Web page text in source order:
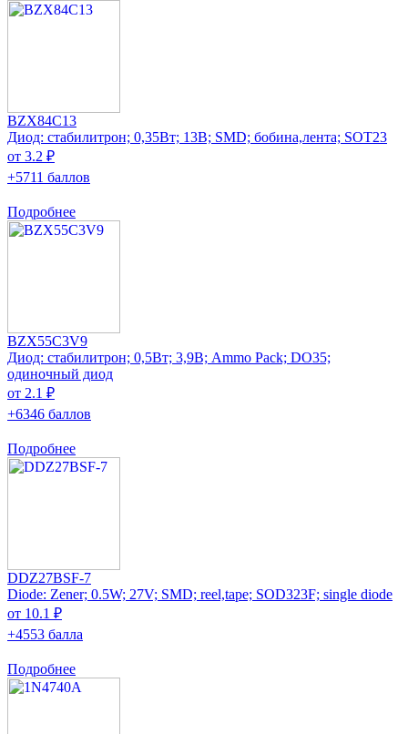
BZX84C13
Диод: стабилитрон; 0,35Вт; 13В; SMD; бобина,лента; SOT23
от 3.2 ₽
+5711 баллов
Подробнее
BZX55C3V9
Диод: стабилитрон; 0,5Вт; 3,9В; Ammo Pack; DO35;
одиночный диод
от 2.1 ₽
+6346 баллов
Подробнее
DDZ27BSF-7
Diode: Zener; 0.5W; 27V; SMD; reel,tape; SOD323F; single diode
от 10.1 ₽
+4553 балла
Подробнее